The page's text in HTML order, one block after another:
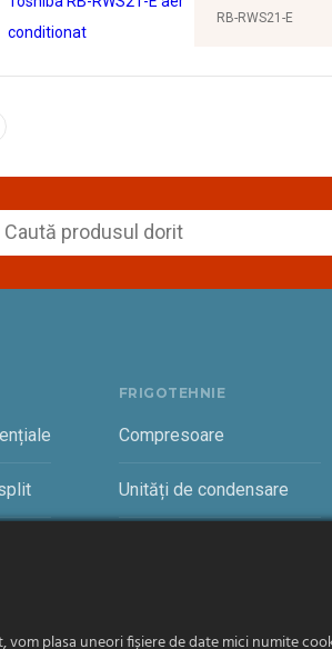
RB-RWS21-E
FRIGOTEHNIE
Compresoare
Unități de condensare
plasa uneori fișiere de date mici numite